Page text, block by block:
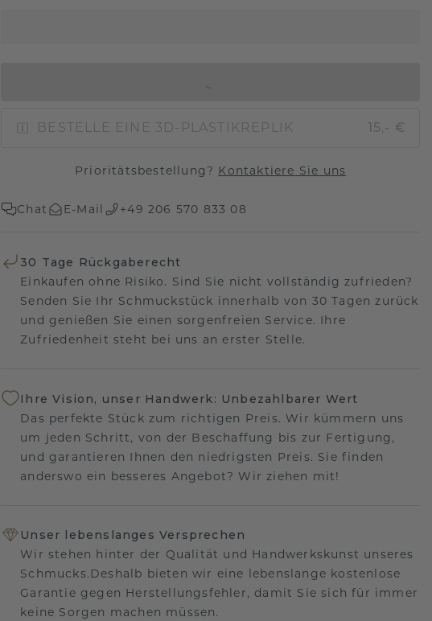
BESTELLE EINE 3D-PLASTIKREPLIK 15,- €
Prioritätsbestellung? Kontaktiere Sie uns
Chat E-Mail +49 206 570 833 08
30 Tage Rückgaberecht
Einkaufen ohne Risiko. Sind Sie nicht vollständig zufrieden?
Senden Sie Ihr Schmuckstück innerhalb von 30 Tagen zurück
und genießen Sie einen sorgenfreien Service. Ihre
Zufriedenheit steht bei uns an erster Stelle.
Ihre Vision, unser Handwerk: Unbezahlbarer Wert
Das perfekte Stück zum richtigen Preis. Wir kümmern uns
um jeden Schritt, von der Beschaffung bis zur Fertigung,
und garantieren Ihnen den niedrigsten Preis. Sie finden
anderswo ein besseres Angebot? Wir ziehen mit!
Unser lebenslanges Versprechen
Wir stehen hinter der Qualität und Handwerkskunst unseres
Schmucks.Deshalb bieten wir eine lebenslange kostenlose
Garantie gegen Herstellungsfehler, damit Sie sich für immer
keine Sorgen machen müssen.